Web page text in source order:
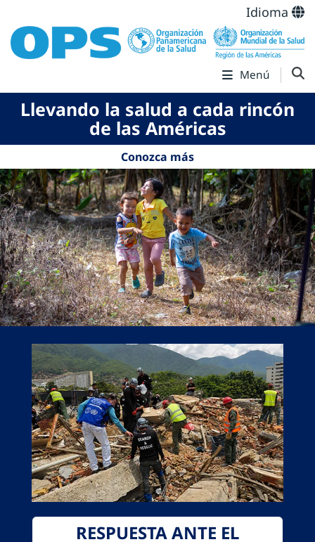
Idioma
Menú
Llevando la salud a cada rincón
de las Américas
Conozca más
RESPUESTA ANTE EL